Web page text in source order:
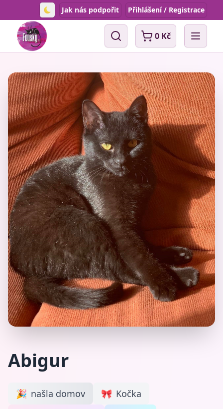
Toggle theme
Jak nás podpořit Přihlášení / Registrace
Vyhledávání0 Kč Open
Abigur
🎉 našla domov 🎀 Kočka